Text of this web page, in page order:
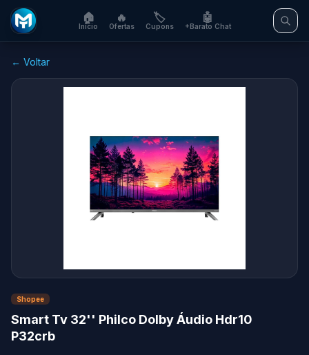
🏠
Início
🔥
Ofertas
🏷️
Cupons
🤖
+Barato Chat
← Voltar
Shopee
Smart Tv 32'' Philco Dolby Áudio Hdr10
P32crb